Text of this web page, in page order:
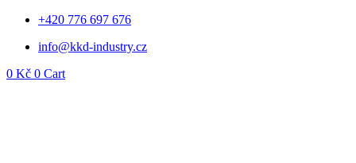
Přejít
obsahu
+420 776 697 676
info@kkd-industry.cz
0 Kč 0 Cart